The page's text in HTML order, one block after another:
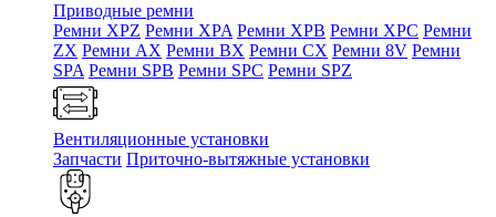
Приводные ремни
Ремни XPZ Ремни XPA Ремни XPB Ремни XPC Ремни
ZX Ремни AX Ремни BX Ремни CX Ремни 8V Ремни
SPA Ремни SPB Ремни SPC Ремни SPZ
Вентиляционные установки
Запчасти Приточно-вытяжные установки